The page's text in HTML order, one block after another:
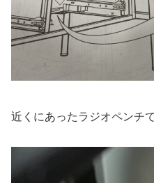
近くにあったラジオペンチ